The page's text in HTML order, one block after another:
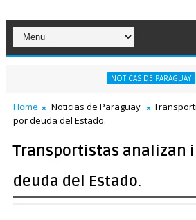
NOTICAS DE PARAGUAY
Home Noticias de Paraguay
por deuda del Estado.
Transportistas analizan
deuda del Estado.